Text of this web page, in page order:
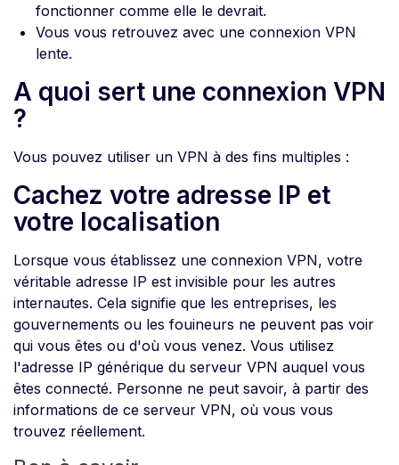
fonctionner comme elle le devrait.
Vous vous retrouvez avec une connexion VPN
lente.
A quoi sert une connexion VPN
?
Vous pouvez utiliser un VPN à des fins multiples :
Cachez votre adresse IP et
votre localisation
Lorsque vous établissez une connexion VPN, votre
véritable adresse IP est invisible pour les autres
internautes. Cela signifie que les entreprises, les
gouvernements ou les fouineurs ne peuvent pas voir
qui vous êtes ou d'où vous venez. Vous utilisez
l'adresse IP générique du serveur VPN auquel vous
êtes connecté. Personne ne peut savoir, à partir des
informations de ce serveur VPN, où vous vous
trouvez réellement.